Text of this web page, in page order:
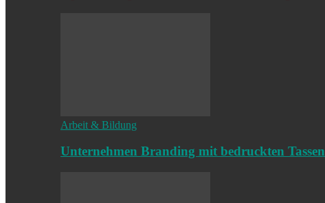
Arbeit & Bildung
Unternehmen Branding mit bedruckten Tassen